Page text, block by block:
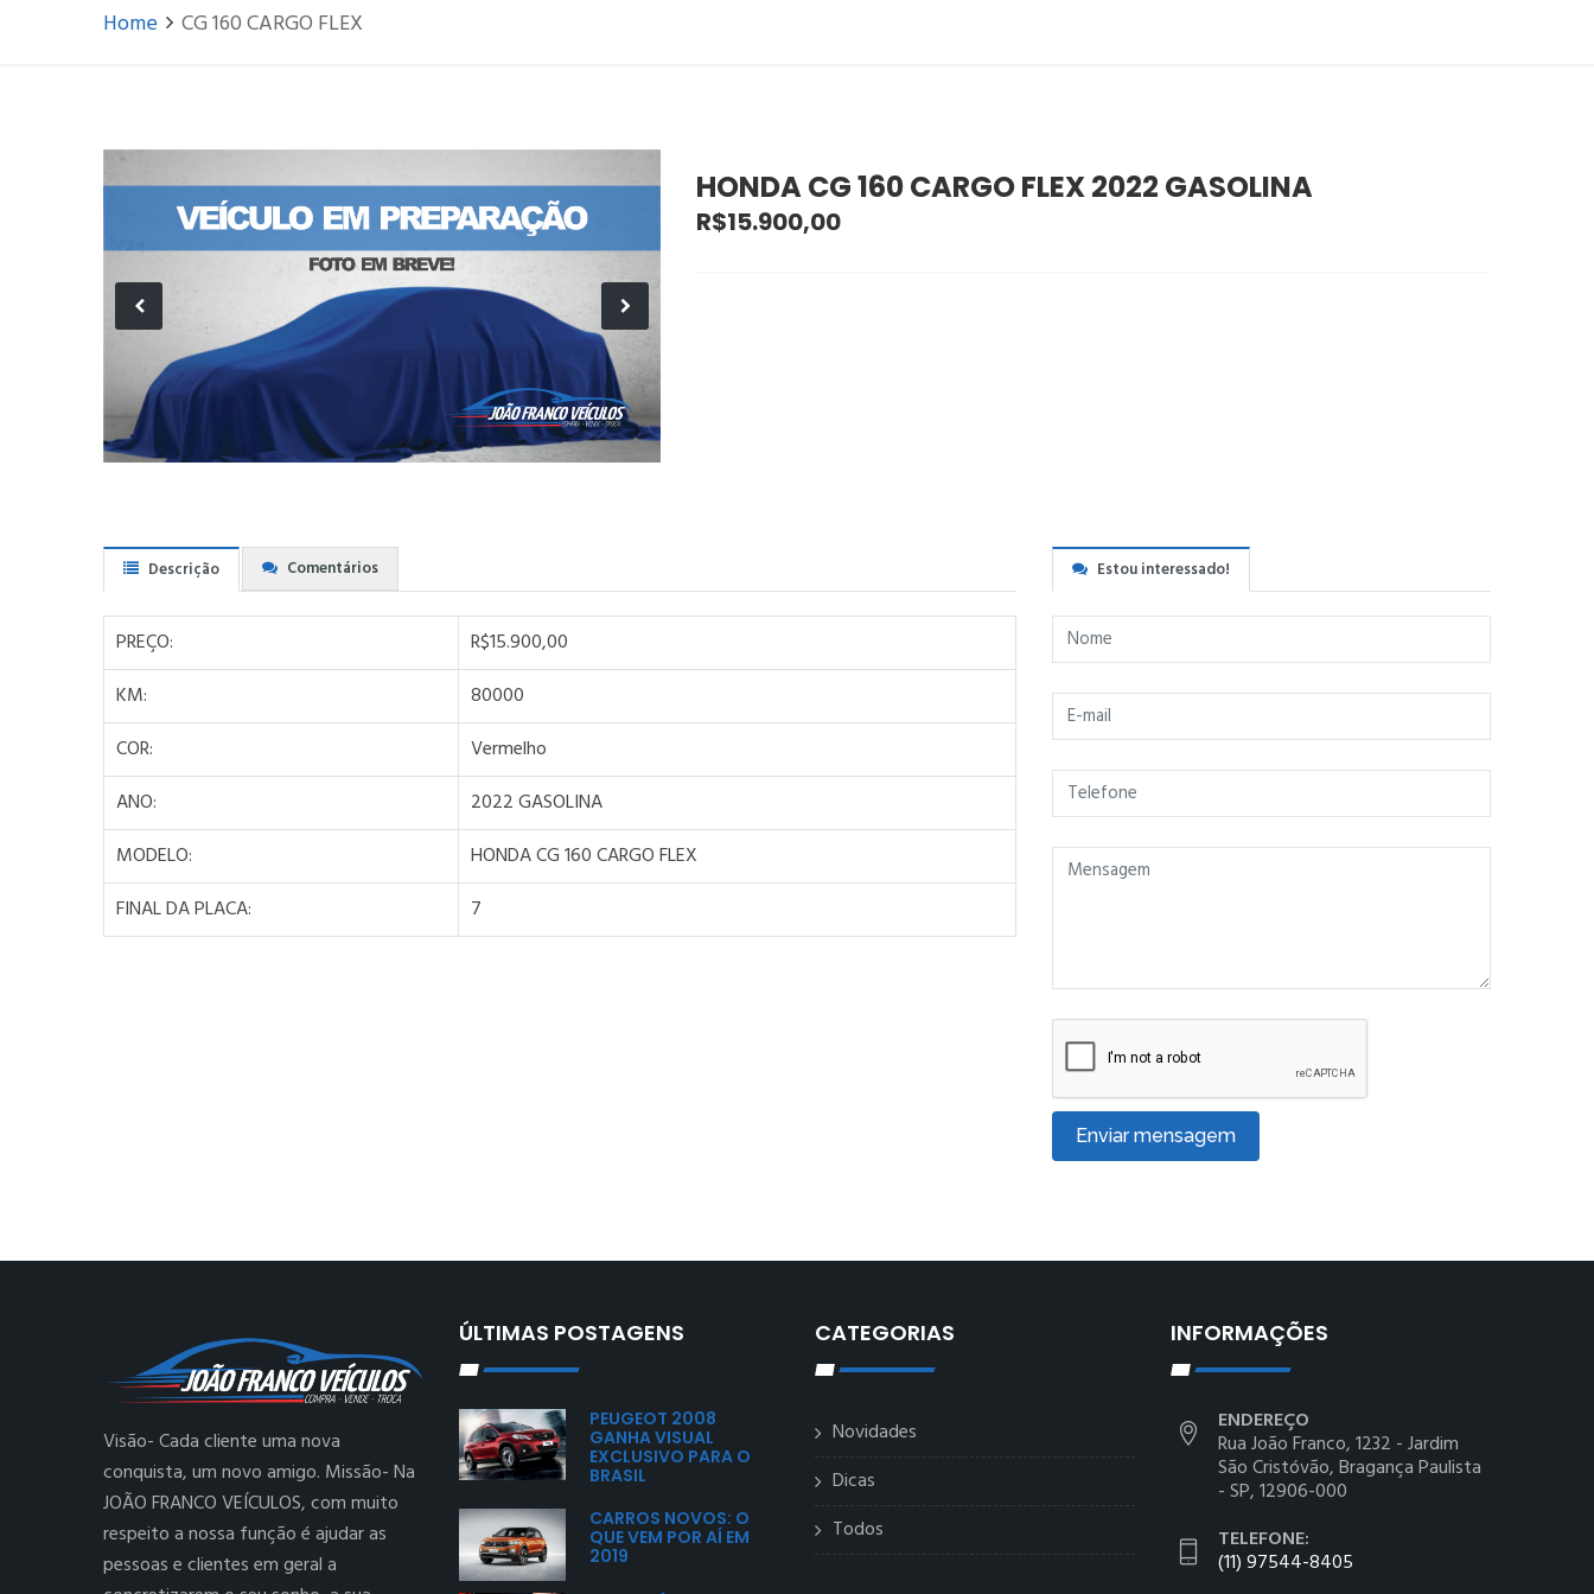
Home CG 160 CARGO FLEX
HONDA CG 160 CARGO FLEX 2022 GASOLINA
R$15.900,00
Descrição Comentários
PREÇO:
R$15.900,00
KM:
80000
COR:
Vermelho
ANO:
2022 GASOLINA
MODELO:
HONDA CG 160 CARGO FLEX
FINAL DA PLACA:
7
Estou interessado!
Enviar mensagem
Visão- Cada cliente uma nova
conquista, um novo amigo. Missão- Na
JOÃO FRANCO VEÍCULOS, com muito
respeito a nossa função é ajudar as
pessoas e clientes em geral a
ÚLTIMAS POSTAGENS
PEUGEOT 2008
GANHA VISUAL
EXCLUSIVO PARA O
BRASIL
CARROS NOVOS: O
QUE VEM POR AÍ EM
2019
CATEGORIAS
Novidades
Dicas
Todos
INFORMAÇÕES
ENDEREÇO
Rua João Franco, 1232 - Jardim
São Cristóvão, Bragança Paulista
- SP, 12906-000
TELEFONE:
(11) 97544-8405